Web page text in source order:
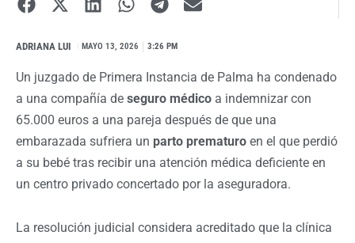
ADRIANA LUI MAYO 13, 2026 3:26 PM
Un juzgado de Primera Instancia de Palma ha condenado
a una compañía de seguro médico a indemnizar con
65.000 euros a una pareja después de que una
embarazada sufriera un parto prematuro en el que perdió
a su bebé tras recibir una atención médica deficiente en
un centro privado concertado por la aseguradora.
La resolución judicial considera acreditado que la clínica